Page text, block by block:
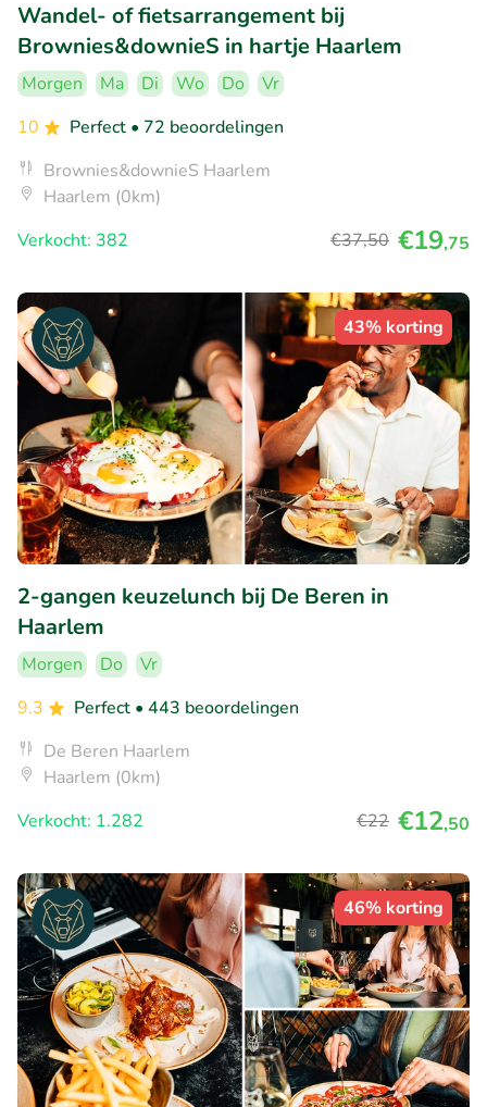
Wandel- of fietsarrangement bij
Brownies&downieS in hartje Haarlem
Morgen Ma Di Wo Do
Vr
10
Perfect • 72 beoordelingen
Brownies&downieS Haarlem
Haarlem (0km)
Verkocht: 382
€37,50 €19,75
43% korting
2-gangen keuzelunch bij De Beren in
Haarlem
Morgen Do
Vr
9.3
Perfect • 443 beoordelingen
De Beren Haarlem
Haarlem (0km)
Verkocht: 1.282
€22 €12,50
46% korting